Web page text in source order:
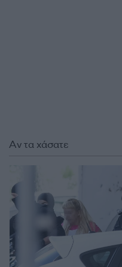
Αν τα χάσατε